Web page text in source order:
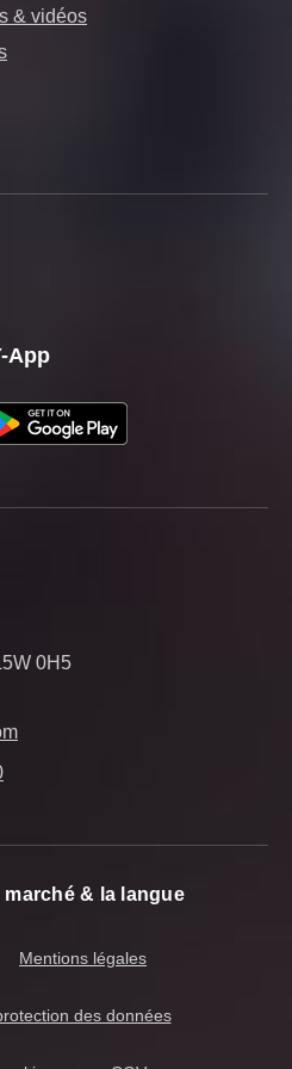
0H5
App
& vidéos
marché & la langue
Mentions légales
des données